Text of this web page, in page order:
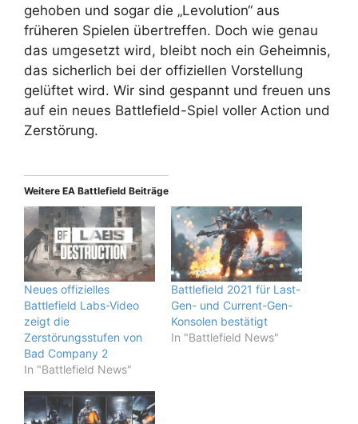
gehoben und sogar die „Levolution“ aus
früheren Spielen übertreffen. Doch wie genau
das umgesetzt wird, bleibt noch ein Geheimnis,
das sicherlich bei der offiziellen Vorstellung
gelüftet wird. Wir sind gespannt und freuen uns
auf ein neues Battlefield-Spiel voller Action und
Zerstörung.
Weitere EA Battlefield Beiträge
Neues offizielles
Battlefield Labs-Video
zeigt die
Zerstörungsstufen von
Bad Company 2
In "Battlefield News"
Battlefield 2021 für Last-
Gen- und Current-Gen-
Konsolen bestätigt
In "Battlefield News"